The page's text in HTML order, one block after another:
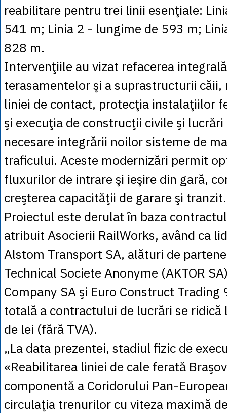
reabilitare pentru trei linii esenţiale:
541 m; Linia 2 - lungime de 593 m;
828 m.
Intervenţiile au vizat refacerea
terasamentelor şi a suprastructurii căii,
liniei de contact, protecţia instalaţiilor
şi execuţia de construcţii civile şi
necesare integrării noilor sisteme de
traficului. Aceste modernizări permit
fluxurilor de intrare şi ieşire din gară,
creşterea capacităţii de garare şi tranzit.
Proiectul este derulat în baza
atribuit Asocierii RailWorks, având ca
Alstom Transport SA, alături de
Technical Societe Anonyme (AKTOR
Company SA şi Euro Construct Trading
totală a contractului de lucrări se
de lei (fără TVA).
„La data prezentei, stadiul fizic de
«Reabilitarea liniei de cale ferată
componentă a Coridorului Pan-
circulaţia trenurilor cu viteza maximă